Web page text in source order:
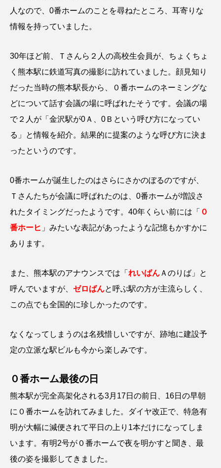
人なので、0番ホームのことを尋ねたところ、耳寄りな
情報を持っていました。
30年ほど前、Ｔさんら２人の高校生会員が、ちょくちょ
く熊本駅に鉄道写真の撮影に訪れていました。顔見知り
だった当時の熊本駅長から、０番ホームのネーミングな
どについて話す会議の場に呼ばれたそうです。 会議の場
で２人が「金沢駅が0Ａ、0Ｂという呼び方になってい
る」と情報を紹介。結果的に提案のような呼び方に決ま
ったというのです。
0番ホームが誕生したのはさらにさかのぼるのですが、
Ｔさんたちが会議に呼ばれたのは、0番ホームが増設さ
れたタイミングだったようです。40年くらい前には「 ０
番ホーヒ 」みたいな表記があったような記憶もかすかに
あります。
また、熊本駅のアナウンスでは「 れいばん Ａのりば」と
呼んでいますが、 ゼロばんと呼ぶ駅の方が主流らしく、
この点でも全国的に珍しかったのです。
なくなってしまうのは名残惜しいですが、跡地に建設予
定の立派な駅ビルも今から楽しみです。
０番ホーム最後の日
熊本駅が完全高架化される3月17日の前日、16日の早朝
に０番ホームを訪れてみました。ダイヤ改正で、特急有
明が大幅に減便されて平日の上り1本だけになってしま
います。有明2号が０番ホームで夜を明かすと聞き、最
後の姿を撮影してきました。